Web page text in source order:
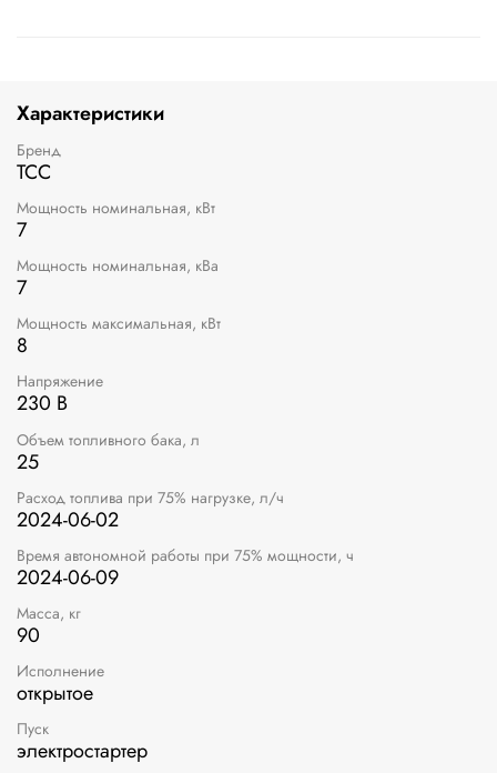
Характеристики
Бренд
ТСС
Мощность номинальная, кВт
7
Мощность номинальная, кВа
7
Мощность максимальная, кВт
8
Напряжение
230 В
Объем топливного бака, л
25
Расход топлива при 75% нагрузке, л/ч
2024-06-02
Время автономной работы при 75% мощности, ч
2024-06-09
Масса, кг
90
Исполнение
открытое
Пуск
электростартер